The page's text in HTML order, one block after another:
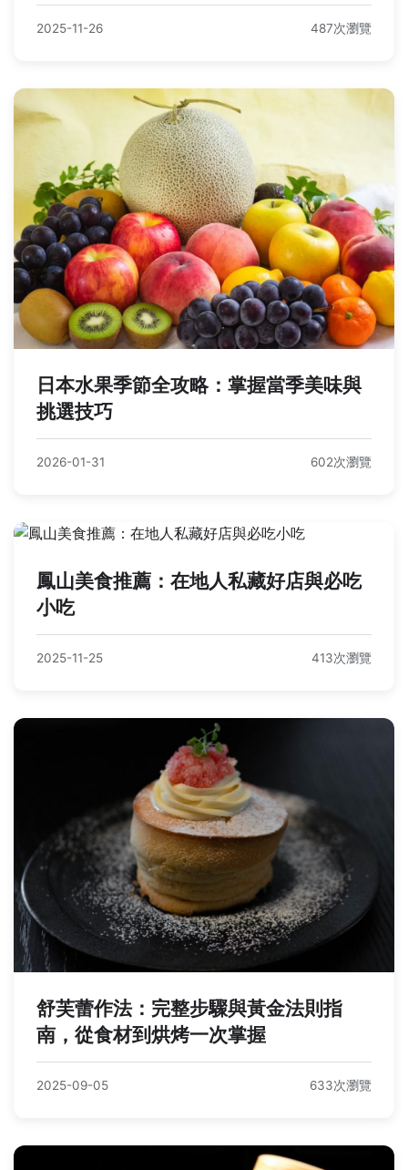
2025-11-26 487次瀏覽
日本水果季節全攻略：掌握當季美味與
挑選技巧
2026-01-31 602次瀏覽
鳳山美食推薦：在地人私藏好店與必吃
小吃
2025-11-25 413次瀏覽
舒芙蕾作法：完整步驟與黃金法則指
南，從食材到烘烤一次掌握
2025-09-05 633次瀏覽